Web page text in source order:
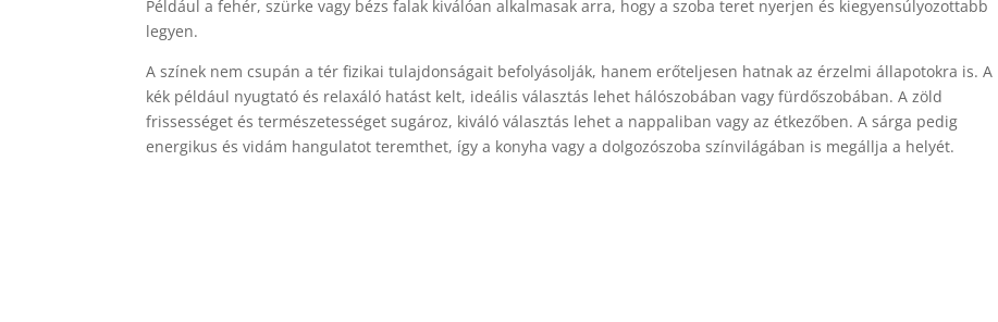
Például a fehér, szürke vagy bézs falak kiválóan alkalmasak arra, hogy a szoba teret nyerjen és kiegyensúlyozottabb
legyen.
A színek nem csupán a tér fizikai tulajdonságait befolyásolják, hanem erőteljesen hatnak az érzelmi állapotokra is. A
kék például nyugtató és relaxáló hatást kelt, ideális választás lehet hálószobában vagy fürdőszobában. A zöld
frissességet és természetességet sugároz, kiváló választás lehet a nappaliban vagy az étkezőben. A sárga pedig
energikus és vidám hangulatot teremthet, így a konyha vagy a dolgozószoba színvilágában is megállja a helyét.